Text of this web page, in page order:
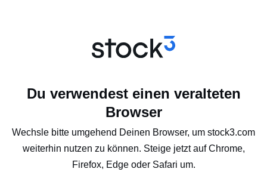
Du verwendest einen veralteten
Browser
Wechsle bitte umgehend Deinen Browser, um stock3.com
weiterhin nutzen zu können. Steige jetzt auf Chrome,
Firefox, Edge oder Safari um.